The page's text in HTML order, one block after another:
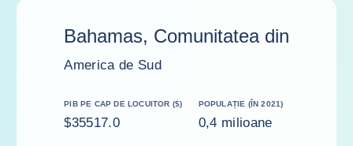
Bahamas, Comunitatea din
America de Sud
PIB PE CAP DE LOCUITOR ($)
$35517.0
POPULAȚIE (ÎN 2021)
0,4 milioane